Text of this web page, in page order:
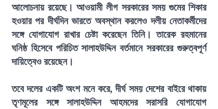
আলোচনায় রয়েছে। আওয়ামী লীগ সরকারের সময় গুমের শিকার
হওয়ার পর দীর্ঘদিন ভারতে অবস্থান করলেও দলীয় নেতাকর্মীদের
সঙ্গে যোগাযোগ রাখার চেষ্টা করেছেন তিনি। তারেক রহমানের
ঘনিষ্ঠ হিসেবে পরিচিত সালাহউদ্দিন বর্তমানে সরকারের গুরুত্বপূর্ণ
দায়িত্বেও রয়েছেন।
তবে দলের একটি অংশ মনে করে, দীর্ঘ সময় দেশের বাইরে থাকায়
তৃণমূলের সঙ্গে সালাহউদ্দিন আহমদের সরাসরি যোগাযোগ